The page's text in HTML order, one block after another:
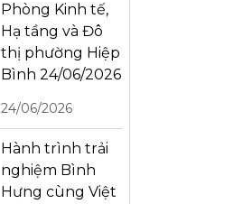
Phòng Kinh tế,
Hạ tầng và Đô
thị phường Hiệp
Bình 24/06/2026
24/06/2026
Hành trình trải
nghiệm Bình
Hưng cùng Việt